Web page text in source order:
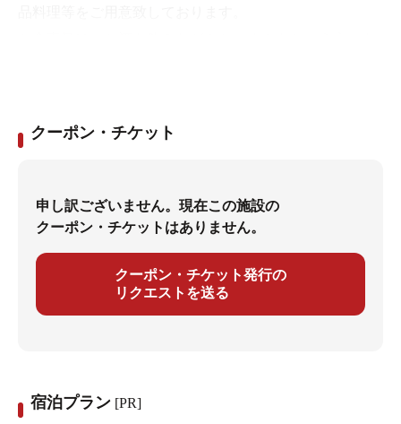
沖縄の味をお楽しみいただけます。
営業時間
モーニングタイム （6:30～10:00）
ランチタイム （11:30～14:00）
ティータイム （10:00～11:30/14:00～17:30）
日の2日前21時までにご連絡下さい
クーポン・チケット
申し訳ございません。現在この施設の
クーポン・チケットはありません。
クーポン・チケット発行の
リクエストを送る
宿泊プラン [PR]